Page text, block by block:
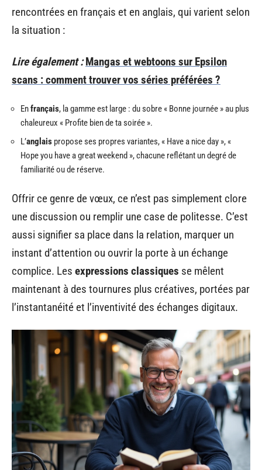
rencontrées en français et en anglais, qui varient selon
la situation :
Lire également : Mangas et webtoons sur Epsilon
scans : comment trouver vos séries préférées ?
Enfrançais, la gamme est large : du sobre « Bonne journée » au plus
chaleureux « Profite bien de ta soirée ».
L’anglais propose ses propres variantes, « Have a nice day », «
Hope you have a great weekend », chacune reflétant un degré de
familiarité ou de réserve.
Offrir ce genre de vœux, ce n’est pas simplement clore
une discussion ou remplir une case de politesse. C’est
aussi signifier sa place dans la relation, marquer un
instant d’attention ou ouvrir la porte à un échange
complice. Les expressions classiques se mêlent
maintenant à des tournures plus créatives, portées par
l’instantanéité et l’inventivité des échanges digitaux.